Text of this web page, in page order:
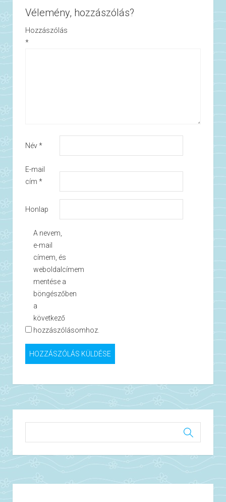
Vélemény, hozzászólás?
Hozzászólás
*
Név*
E-mail
cím *
Honlap
A nevem,
e-mail
címem, és
weboldalcímem
mentése a
böngészőben
a
következő
hozzászólásomhoz.